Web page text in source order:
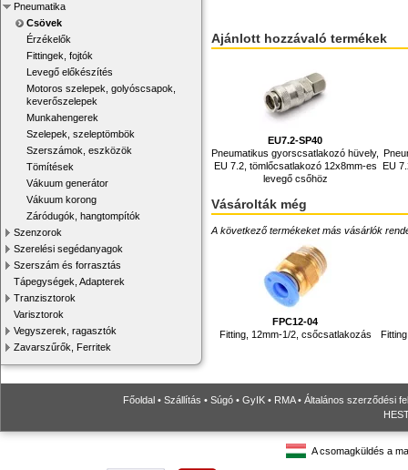
Pneumatika
Csövek
Érzékelők
Fittingek, fojtók
Levegő előkészítés
Motoros szelepek, golyóscsapok,
keverőszelepek
Munkahengerek
Szelepek, szeleptömbök
Szerszámok, eszközök
Tömítések
Vákuum generátor
Vákuum korong
Záródugók, hangtompítók
Szenzorok
Szerelési segédanyagok
Szerszám és forrasztás
Tápegységek, Adapterek
Tranzisztorok
Varisztorok
Vegyszerek, ragasztók
Zavarszűrők, Ferritek
Ajánlott hozzávaló termékek
EU7.2-SP40
Pneumatikus gyorscsatlakozó hüvely,
EU 7.2, tömlőcsatlakozó 12x8mm-es
levegő csőhöz
EU
Vásárolták még
A következő termékeket más vásárlók
FPC12-04
Fitting, 12mm-1/2, csőcsatlakozás
Főoldal • Szállítás • Súgó • GyIK • RMA• Általános szerződési
A csomagküldés a